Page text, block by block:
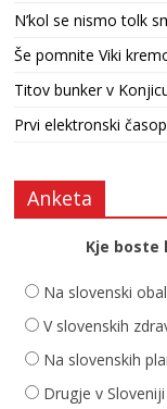
N’kol se nismo tolk
Še pomnite Viki
Titov bunker v
Prvi elektronski
Anketa
Kje boste
Na slovenski
V slovenskih
Na slovenskih
Drugje v Sloveniji